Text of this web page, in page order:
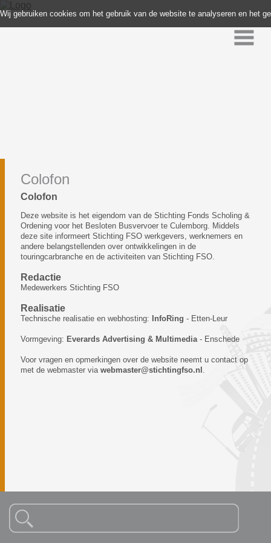
Wij gebruiken cookies om het gebruik van de website te analyseren en het
Colofon
Colofon
Deze website is het eigendom van de Stichting Fonds Scholing &
Ordening voor het Besloten Busvervoer te Culemborg. Middels
deze site informeert Stichting FSO werkgevers, werknemers en
andere belangstellenden over ontwikkelingen in de
touringcarbranche en de activiteiten van Stichting FSO.
Redactie
Medewerkers Stichting FSO
Realisatie
Technische realisatie en webhosting: InfoRing - Etten-Leur
Vormgeving: Everards Advertising & Multimedia- Enschede
Voor vragen en opmerkingen over de website neemt u contact op
met de webmaster via webmaster@stichtingfso.nl .